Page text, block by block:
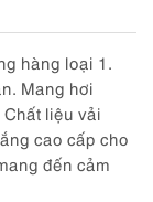
hàng loại 1.
Mang hơi
liệu vải
cao cấp cho
đến cảm